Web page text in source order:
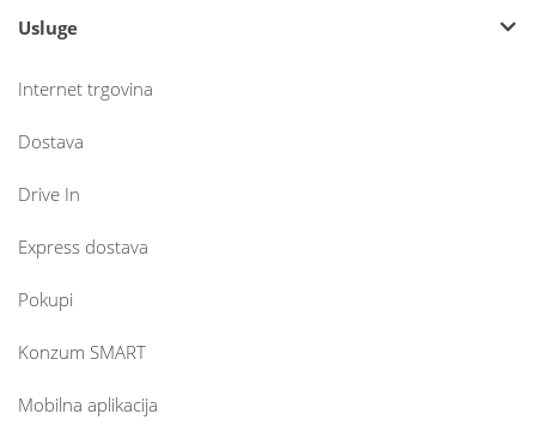
Usluge
Internet trgovina
Dostava
Drive In
Express dostava
Pokupi
Konzum SMART
Mobilna aplikacija